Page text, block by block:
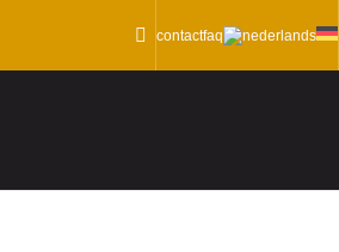
contactfaq